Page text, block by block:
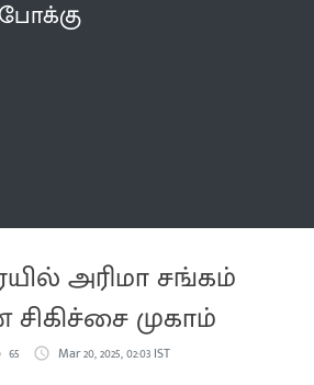
அரிமா சங்கம்
முகாம்
65 Mar 20, 2025, 02:03 IST